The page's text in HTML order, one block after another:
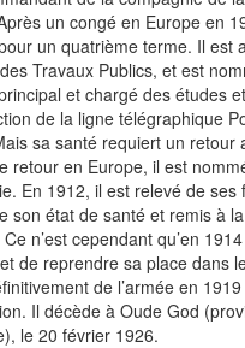
un congé en Europe en
un quatrième terme. Il est
Travaux Publics, et est
et chargé des études
de la ligne télégraphique
sa santé requiert un retour
retour en Europe, il est
En 1912, il est relevé de ses
son état de santé et remis à
Ce n’est cependant qu’en
de reprendre sa place dans
de l’armée en
Il décède à Oude God
le 20 février 1926.